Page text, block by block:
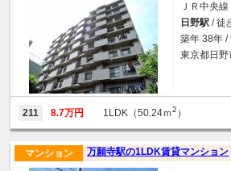
ＪＲ中央線
日野駅 / 徒
築年 38年 /
東京都日野
211 8.7万円 1LDK（50.24ｍ2 ）
万願寺駅の1LDK賃貸マンション
マンション